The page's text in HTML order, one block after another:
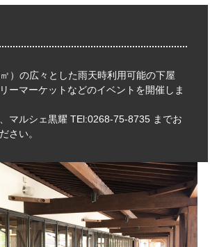
）の広々とした雨天時利用可能の下屋
ーマーケットなどのイベントを開催しま
マルシェ黒耀 TEl:0268-75-8735 までお
さい。